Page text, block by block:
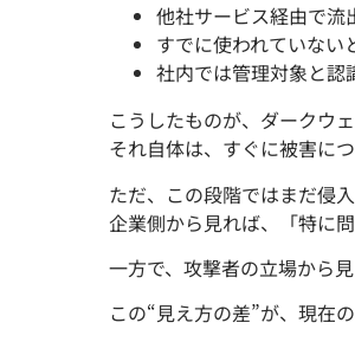
他社サービス経由で流
すでに使われていない
社内では管理対象と認
こうしたものが、ダークウ
それ自体は、すぐに被害に
ただ、この段階ではまだ侵
企業側から見れば、「特に
一方で、攻撃者の立場から
この“見え方の差”が、現在